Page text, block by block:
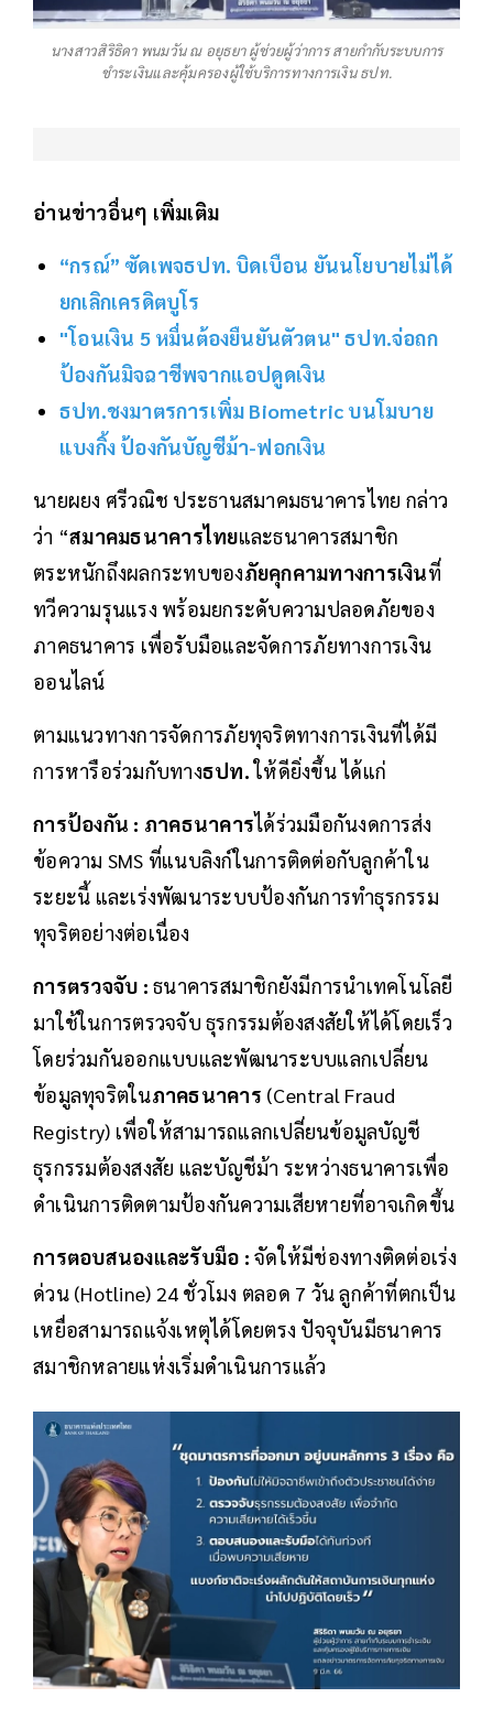
นางสาวสิริธิดา พนมวัน ณ อยุธยา ผู้ช่วยผู้ว่าการ สายกำกับระบบการ
ชำระเงินและคุ้มครองผู้ใช้บริการทางการเงิน ธปท.
อ่านข่าวอื่นๆ เพิ่มเติม
“กรณ์” ซัดเพจธปท. บิดเบือน ยันนโยบายไม่ได้
ยกเลิกเครดิตบูโร
"โอนเงิน 5 หมื่นต้องยืนยันตัวตน" ธปท.จ่อถก
ป้องกันมิจฉาชีพจากแอปดูดเงิน
ธปท.ชงมาตรการเพิ่ม Biometric บนโมบาย
แบงกิ้ง ป้องกันบัญชีม้า-ฟอกเงิน
นายผยง ศรีวณิช ประธานสมาคมธนาคารไทย กล่าว
ว่า “สมาคมธนาคารไทยและธนาคารสมาชิก
ตระหนักถึงผลกระทบของภัยคุกคามทางการเงินที่
ทวีความรุนแรง พร้อมยกระดับความปลอดภัยของ
ภาคธนาคาร เพื่อรับมือและจัดการภัยทางการเงิน
ออนไลน์
ตามแนวทางการจัดการภัยทุจริตทางการเงินที่ได้มี
การหารือร่วมกับทางธปท.ให้ดียิ่งขึ้น ได้แก่
การป้องกัน : ภาคธนาคารได้ร่วมมือกันงดการส่ง
ข้อความ SMS ที่แนบลิงก์ในการติดต่อกับลูกค้าใน
ระยะนี้ และเร่งพัฒนาระบบป้องกันการทำธุรกรรม
ทุจริตอย่างต่อเนื่อง
การตรวจจับ : ธนาคารสมาชิกยังมีการนำเทคโนโลยี
มาใช้ในการตรวจจับ ธุรกรรมต้องสงสัยให้ได้โดยเร็ว
โดยร่วมกันออกแบบและพัฒนาระบบแลกเปลี่ยน
ข้อมูลทุจริตในภาคธนาคาร (Central Fraud
Registry) เพื่อให้สามารถแลกเปลี่ยนข้อมูลบัญชี
ธุรกรรมต้องสงสัย และบัญชีม้า ระหว่างธนาคารเพื่อ
ดำเนินการติดตามป้องกันความเสียหายที่อาจเกิดขึ้น
การตอบสนองและรับมือ : จัดให้มีช่องทางติดต่อเร่ง
ด่วน (Hotline) 24 ชั่วโมง ตลอด 7 วัน ลูกค้าที่ตกเป็น
เหยื่อสามารถแจ้งเหตุได้โดยตรง ปัจจุบันมีธนาคาร
สมาชิกหลายแห่งเริ่มดำเนินการแล้ว